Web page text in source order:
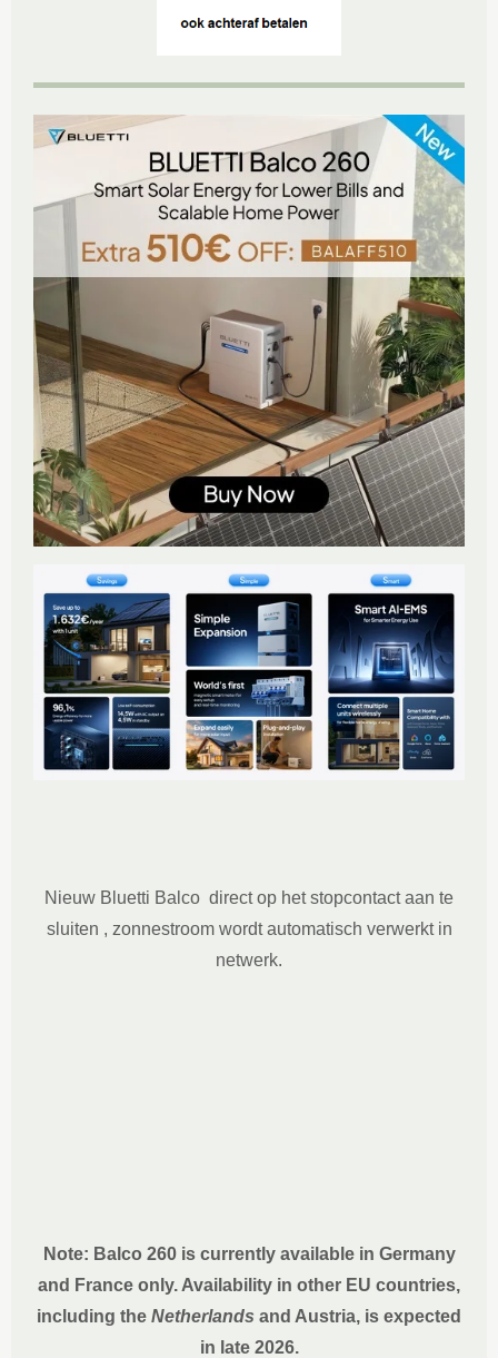
Nieuw Bluetti Balco direct op het stopcontact aan te
sluiten , zonnestroom wordt automatisch verwerkt in
netwerk.
Note: Balco 260 is currently available in Germany
and France only. Availability in other EU countries,
including the Netherlands and Austria, is expected
in late 2026.